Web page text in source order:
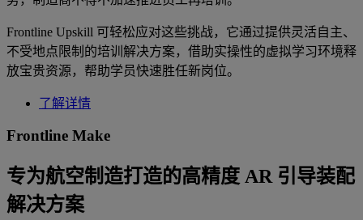
Frontline Upskill 可轻松应对这些挑战，它通过提供灵活自主、
不受地点限制的培训解决方案，借助实操性的虚拟学习环境释
放宝贵资源，帮助学员快速胜任新岗位。
了解详情
Frontline Make
专为航空制造打造的高精度 AR 引导装配
解决方案